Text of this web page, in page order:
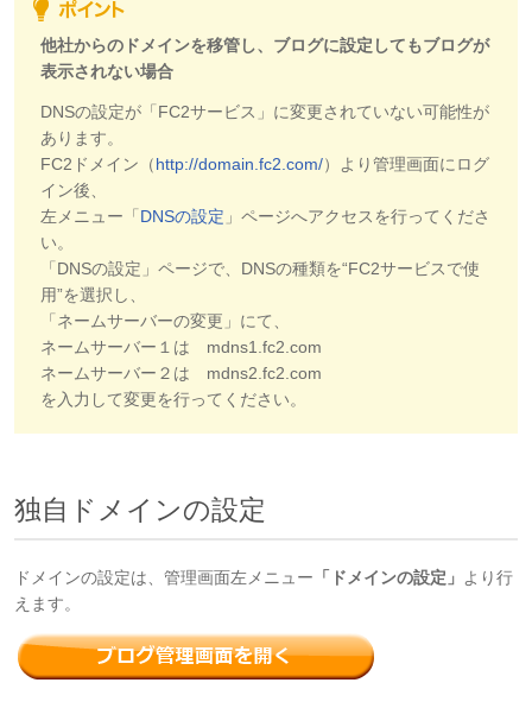
他社からのドメインを移管し、ブログに設定してもブログが
表示されない場合
DNSの設定が「FC2サービス」に変更されていない可能性が
あります。
FC2ドメイン（http://domain.fc2.com/）より管理画面にログ
イン後、
左メニュー「 DNSの設定 」ページへアクセスを行ってくださ
い。
「DNSの設定」ページで、DNSの種類を“FC2サービスで使
用”を選択し、
「ネームサーバーの変更」にて、
ネームサーバー１は mdns1.fc2.com
ネームサーバー２は mdns2.fc2.com
を入力して変更を行ってください。
独自ドメインの設定
ドメインの設定は、管理画面左メニュー 「ドメインの設定」 より行
えます。